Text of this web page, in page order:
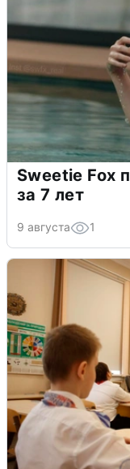
Sweetie Fox
за 7 лет
9 августа 1